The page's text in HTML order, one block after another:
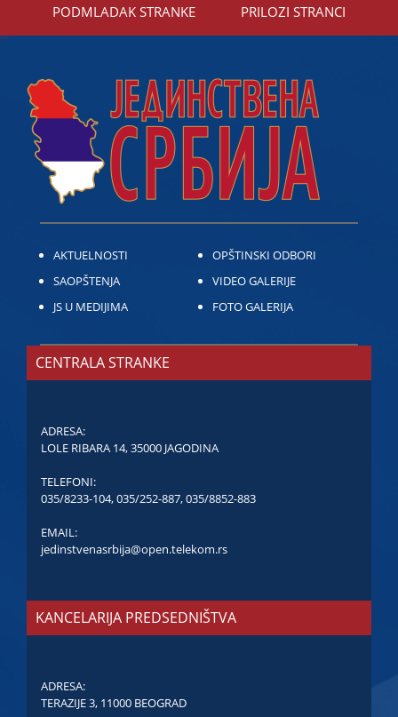
PODMLADAK STRANKE PRILOZI STRANCI
AKTUELNOSTI
SAOPŠTENJA
JS U MEDIJIMA
OPŠTINSKI ODBORI
VIDEO GALERIJE
FOTO GALERIJA
CENTRALA STRANKE
ADRESA:
LOLE RIBARA 14, 35000 JAGODINA
TELEFONI:
035/8233-104,035/252-887,035/8852-883
EMAIL:
jedinstvenasrbija@open.telekom.rs
KANCELARIJA PREDSEDNIŠTVA
ADRESA:
TERAZIJE 3, 11000 BEOGRAD